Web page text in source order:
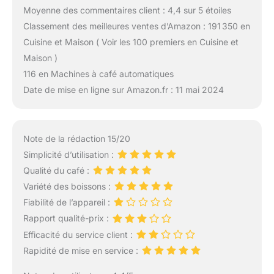
Moyenne des commentaires client : 4,4 sur 5 étoiles
Classement des meilleures ventes d’Amazon : 191 350 en
Cuisine et Maison ( Voir les 100 premiers en Cuisine et
Maison )
116 en Machines à café automatiques
Date de mise en ligne sur Amazon.fr : 11 mai 2024
Note de la rédaction 15/20
Simplicité d’utilisation :
Qualité du café :
Variété des boissons :
Fiabilité de l’appareil :
Rapport qualité-prix :
Efficacité du service client :
Rapidité de mise en service :